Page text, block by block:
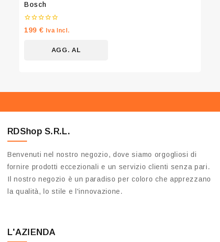
Bosch
0
su
199 € Iva Incl.
AGG. AL
RDShop S.R.L.
Benvenuti nel nostro negozio, dove siamo orgogliosi di
fornire prodotti eccezionali e un servizio clienti senza pari.
Il nostro negozio è un paradiso per coloro che apprezzano
la qualità, lo stile e l'innovazione.
L'AZIENDA